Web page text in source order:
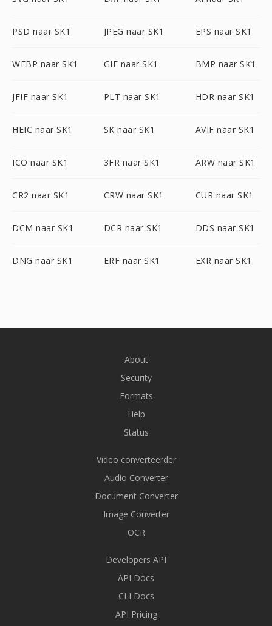
PSD naar SK1 JPEG naar SK1 EPS naar SK1
WEBP naar SK1 GIF naar SK1 BMP naar SK1
JFIF naar SK1 PLT naar SK1 HDR naar SK1
HEIC naar SK1 SK naar SK1 AVIF naar SK1
ICO naar SK1 3FR naar SK1 ARW naar SK1
CR2 naar SK1 CRW naar SK1 CUR naar SK1
DCM naar SK1 DCR naar SK1 DDS naar SK1
DNG naar SK1 ERF naar SK1 EXR naar SK1
About
Security
Formats
Help
Status
Video converteerder
Audio Converter
Document Converter
Image Converter
OCR
Developers API
API Docs
CLI Docs
API Pricing